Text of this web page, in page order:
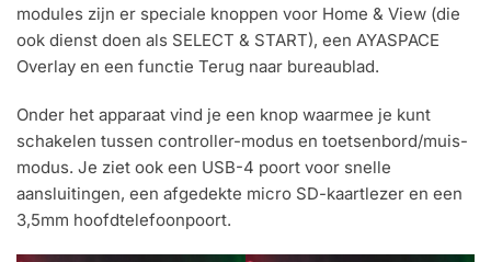
modules zijn er speciale knoppen voor Home & View (die
ook dienst doen als SELECT & START), een AYASPACE
Overlay en een functie Terug naar bureaublad.
Onder het apparaat vind je een knop waarmee je kunt
schakelen tussen controller-modus en toetsenbord/muis-
modus. Je ziet ook een USB-4 poort voor snelle
aansluitingen, een afgedekte micro SD-kaartlezer en een
3,5mm hoofdtelefoonpoort.